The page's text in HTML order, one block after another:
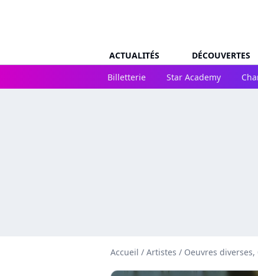
ACTUALITÉS DÉCOUVERTES
Billetterie
Star Academy
Accueil / Artistes / Oeuvres